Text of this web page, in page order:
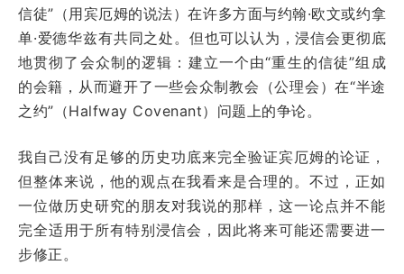
信徒”（用宾厄姆的说法）在许多方面与约翰·欧文或约拿
单·爱德华兹有共同之处。但也可以认为，浸信会更彻底
地贯彻了会众制的逻辑：建立一个由“重生的信徒”组成
的会籍，从而避开了一些会众制教会（公理会）在“半途
之约”（Halfway Covenant）问题上的争论。
我自己没有足够的历史功底来完全验证宾厄姆的论证，
但整体来说，他的观点在我看来是合理的。不过，正如
一位做历史研究的朋友对我说的那样，这一论点并不能
完全适用于所有特别浸信会，因此将来可能还需要进一
步修正。